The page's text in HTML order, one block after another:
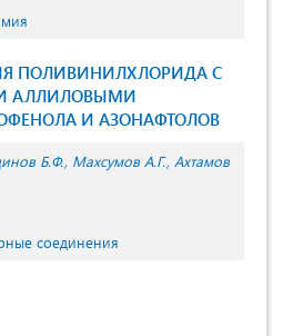
ПОЛИВИНИЛХЛОРИДА С
АЛЛИЛОВЫМИ
И АЗОНАФТОЛОВ
Б.Ф. Махсумов А.Г. Ахтамов
соединения